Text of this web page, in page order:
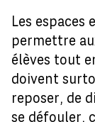
Les espaces
permettre
élèves tout
doivent
reposer, de
se défouler,